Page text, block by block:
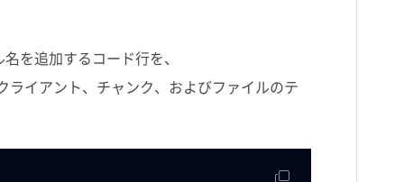
を追加するコード行を、
ライアント、チャンク、およびファイルのテ